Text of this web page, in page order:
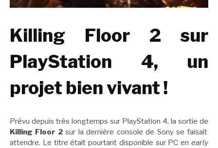
Killing Floor 2 sur
PlayStation 4, un
projet bien vivant !
Prévu depuis très longtemps sur PlayStation 4, la sortie de
Killing Floor 2sur la dernière console de Sony se faisait
attendre. Le titre était pourtant disponible sur PC en early